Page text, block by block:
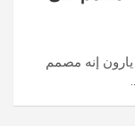
إنه مصمم